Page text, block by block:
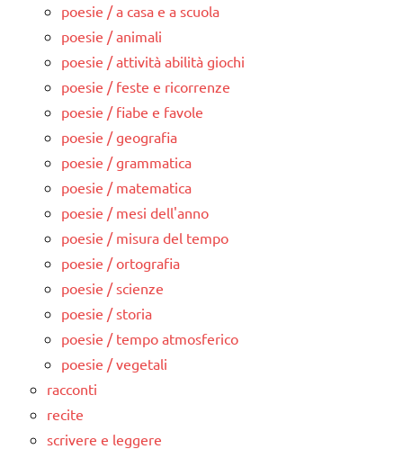
poesie / a casa e a scuola
poesie / animali
poesie / attività abilità giochi
poesie / feste e ricorrenze
poesie / fiabe e favole
poesie / geografia
poesie / grammatica
poesie / matematica
poesie / mesi dell'anno
poesie / misura del tempo
poesie / ortografia
poesie / scienze
poesie / storia
poesie / tempo atmosferico
poesie / vegetali
racconti
recite
scrivere e leggere